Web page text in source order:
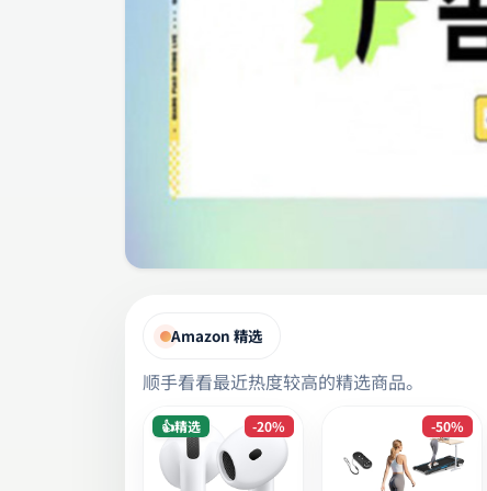
Amazon 精选
顺手看看最近热度较高的精选商品。
-20%
👍精选 -50%